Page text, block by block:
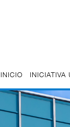
INICIO INICIATIVA